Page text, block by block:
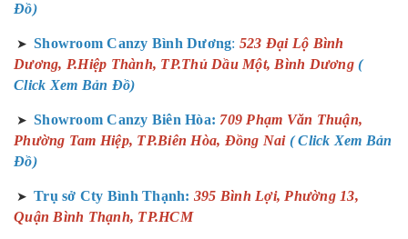
Đồ)
➤ Showroom Canzy Bình Dương: 523 Đại Lộ Bình
Dương, P.Hiệp Thành, TP.Thủ Dầu Một, Bình Dương (
Click Xem Bản Đồ)
➤ Showroom Canzy Biên Hòa: 709 Phạm Văn Thuận,
Phường Tam Hiệp, TP.Biên Hòa, Đồng Nai ( Click Xem Bản
Đồ)
➤ Trụ sở Cty Bình Thạnh: 395 Bình Lợi, Phường 13,
Quận Bình Thạnh, TP.HCM